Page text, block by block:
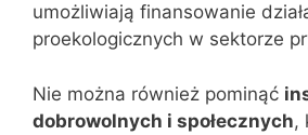
umożliwiają finansowanie
proekologicznych w sektorze
Nie można również pominąć
dobrowolnych i społecznych,